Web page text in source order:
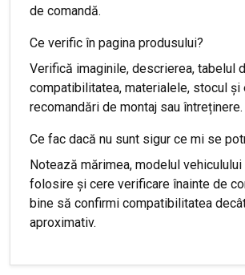
de comandă.
Ce verific în pagina produsului?
Verifică imaginile, descrierea, tabelul
compatibilitatea, materialele, stocul și
recomandări de montaj sau întreținere.
Ce fac dacă nu sunt sigur ce mi se
Notează mărimea, modelul
folosire și cere verificare înainte de
bine să confirmi compatibilitatea
aproximativ.